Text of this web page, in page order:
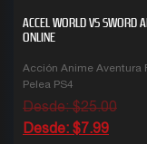
ACCEL WORLD VS SWORD
ONLINE
Acción Anime Aventura
Pelea PS4
Desde:$25.00
Desde:$7.99